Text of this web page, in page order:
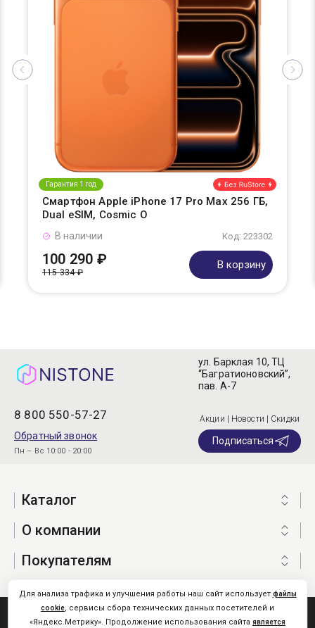
Гарантия 1 год
Смартфон Apple iPhone 17 Pro Max 256 ГБ,
Dual eSIM, Cosmic O
Код: 223302
В наличии
100 290 ₽
115 334 ₽
В корзину
8 800 550-57-27
Обратный звонок
Пн – Вс 10:00 - 20:00
ул. Барклая 10, ТЦ
“Багратионовский”,
пав. А-7
Акции | Новости | Скидки
Подписаться
Каталог
О компании
Покупателям
Nistone.Ru © 2026
Для анализа трафика и улучшения работы наш сайт использует файлы
cookie, сервисы сбора технических данных посетителей и
«Яндекс.Метрику». Продолжение использования сайта является